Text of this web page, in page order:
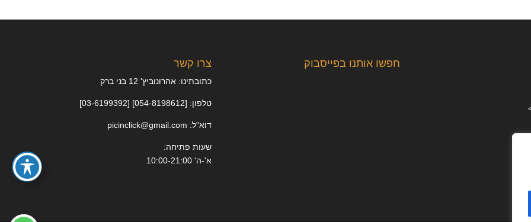
⁦229.00 ₪⁩
צרו קשר
כתובתינו: אהרונוביץ' 12 בני ברק
טלפון: [054-8198612] [03-6199392]
דוא"ל: picinclick@gmail.com
שעות פתיחה:
א'-ה' 10:00-21:00
חפשו אותנו בפייסבוק